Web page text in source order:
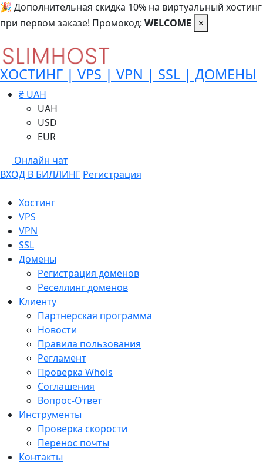
🎉 Дополнительная скидка 10% на виртуальный хостинг
при первом заказе! Промокод: WELCOME ×
ХОСТИНГ | VPS | VPN | SSL | ДОМЕНЫ
₴ UAH
UAH
USD
EUR
Онлайн чат
ВХОД В БИЛЛИНГ Регистрация
Хостинг
VPS
VPN
SSL
Домены
Регистрация доменов
Реселлинг доменов
Клиенту
Партнерская программа
Новости
Правила пользования
Регламент
Проверка Whois
Соглашения
Вопрос-Ответ
Инструменты
Проверка скорости
Перенос почты
Контакты